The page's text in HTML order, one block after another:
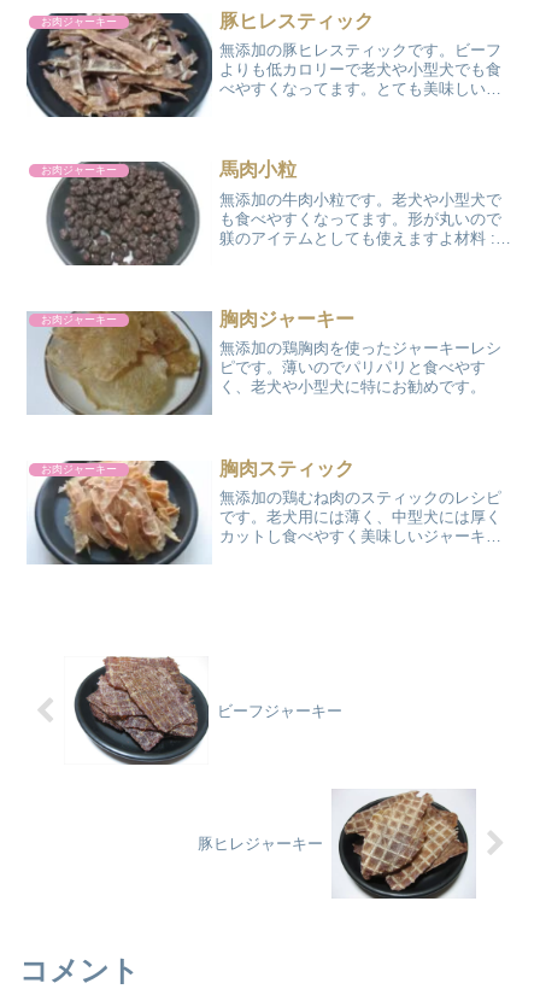
お肉ジャーキー 豚ヒレスティック
無添加の豚ヒレスティックです。ビーフ
よりも低カロリーで老犬や小型犬でも食
べやすくなってます。とても美味しいの
18～2...
お肉ジャーキー 馬肉小粒
無添加の牛肉小粒です。老犬や小型犬で
も食べやすくなってます。形が丸いので
躾のアイテムとしても使えますよ材料 :
お肉ジャーキー 胸肉ジャーキー
無添加の鶏胸肉を使ったジャーキーレシ
ピです。薄いのでパリパリと食べやす
く、老犬や小型犬に特にお勧めです。
お肉ジャーキー 胸肉スティック
無添加の鶏むね肉のスティックのレシピ
です。老犬用には薄く、中型犬には厚く
カットし食べやすく美味しいジャーキー
ビーフジャーキー
豚ヒレジャーキー
コメント